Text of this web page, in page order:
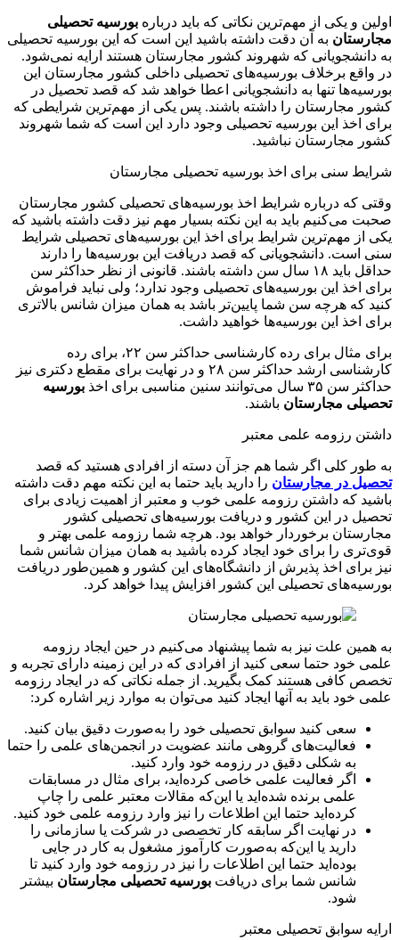
اولین و یکی از مهم‌ترین نکاتی که باید درباره بورسیه تحصیلی
مجارستان به آن دقت داشته باشید این است که این بورسیه تحصیلی
به دانشجویانی که شهروند کشور مجارستان هستند ارایه نمی‌شود.
در واقع برخلاف بورسیه‌های تحصیلی داخلی کشور مجارستان این
بورسیه‌ها تنها به دانشجویانی اعطا خواهد شد که قصد تحصیل در
کشور مجارستان را داشته باشند. پس یکی از مهم‌ترین شرایطی که
برای اخذ این بورسیه تحصیلی وجود دارد این است که شما شهروند
کشور مجارستان نباشید.
شرایط سنی برای اخذ بورسیه تحصیلی مجارستان
وقتی که درباره شرایط اخذ بورسیه‌های تحصیلی کشور مجارستان
صحبت می‌کنیم باید به این نکته بسیار مهم نیز دقت داشته باشید که
یکی از مهم‌ترین شرایط برای اخذ این بورسیه‌های تحصیلی شرایط
سنی است. دانشجویانی که قصد دریافت این بورسیه‌ها را دارند
حداقل باید ۱۸ سال سن داشته باشند. قانونی از نظر حداکثر سن
برای اخذ این بورسیه‌های تحصیلی وجود ندارد؛ ولی نباید فراموش
کنید که هرچه سن شما پایین‌تر باشد به همان میزان شانس بالاتری
برای اخذ این بورسیه‌ها خواهید داشت.
برای مثال برای رده کارشناسی حداکثر سن ۲۲، برای رده
کارشناسی ارشد حداکثر سن ۲۸ و در نهایت برای مقطع دکتری نیز
حداکثر سن ۳۵ سال می‌توانند سنین مناسبی برای اخذ
بورسیه
تحصیلی مجارستان باشند.
داشتن رزومه علمی معتبر
به طور کلی اگر شما هم جز آن دسته از افرادی هستید که قصد
تحصیل در مجارستان را دارید باید حتما به این نکته مهم دقت داشته
باشید که داشتن رزومه علمی خوب و معتبر از اهمیت زیادی برای
تحصیل در این کشور و دریافت بورسیه‌های تحصیلی کشور
مجارستان برخوردار خواهد بود. هرچه شما رزومه علمی بهتر و
قوی‌تری را برای خود ایجاد کرده باشید به همان میزان شانس شما
نیز برای اخذ پذیرش از دانشگاه‌های این کشور و همین‌طور دریافت
بورسیه‌های تحصیلی این کشور افزایش پیدا خواهد کرد.
به همین علت نیز به شما پیشنهاد می‌کنیم در حین ایجاد رزومه
علمی خود حتما سعی کنید از افرادی که در این زمینه دارای تجربه و
تخصص کافی هستند کمک بگیرید. از جمله نکاتی که در ایجاد رزومه
علمی خود باید به آنها ایجاد کنید می‌توان به موارد زیر اشاره کرد:
سعی کنید سوابق تحصیلی خود را به‌صورت دقیق بیان کنید.
فعالیت‌های گروهی مانند عضویت در انجمن‌های علمی را حتما
به شکلی دقیق در رزومه خود وارد کنید.
اگر فعالیت علمی خاصی کرده‌اید، برای مثال در مسابقات
علمی برنده شده‌اید یا این‌که مقالات معتبر علمی را چاپ
کرده‌اید حتما این اطلاعات را نیز وارد رزومه علمی خود کنید.
در نهایت اگر سابقه کار تخصصی در شرکت یا سازمانی را
دارید یا این‌که به‌صورت کارآموز مشغول به کار در جایی
بوده‌اید حتما این اطلاعات را نیز در رزومه خود وارد کنید تا
شانس شما برای دریافت بورسیه تحصیلی مجارستان بیشتر
شود.
ارایه سوابق تحصیلی معتبر